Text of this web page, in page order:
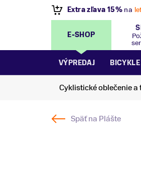
VÝPREDAJ- Zľavy až
E-SHOP
VÝPREDAJ BICYKLE
Cyklistické oblečenie a
Späť na Plášte